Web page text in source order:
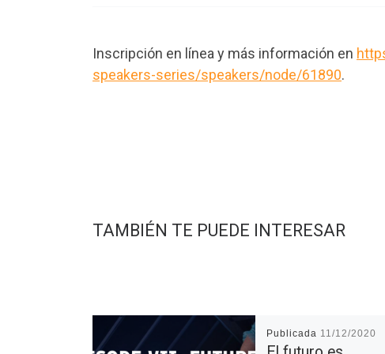
Inscripción en línea y más información en
speakers-series/speakers/node/61890.
TAMBIÉN TE PUEDE INTERESAR
Publicada 11/12/2020